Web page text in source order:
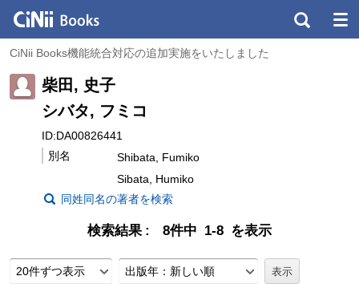
CiNii Books機能統合対応の追加実施をいたしました
柴田, 史子
シバタ, フミコ
ID:DA00826441
別名
Shibata, Fumiko
Sibata, Humiko
同姓同名の著者を検索
検索結果 8件中 1-8 を表示
20件ずつ表示 出版年：新しい順